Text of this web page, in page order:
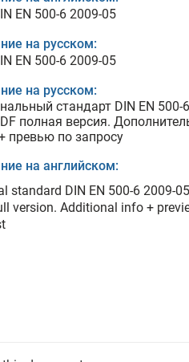
EN 500-6 2009-05
на русском:
EN 500-6 2009-05
на русском:
стандарт DIN EN 500-
полная версия.
превью по запросу
на английском:
standard DIN EN 500-6 2009-
version. Additional info +